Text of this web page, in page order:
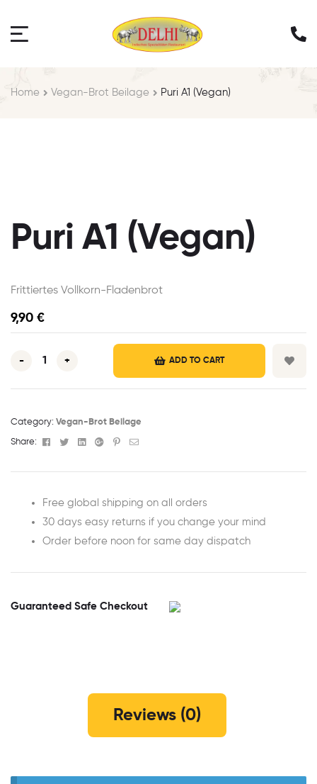
Home Vegan-Brot Beilage Puri A1 (Vegan)
Puri A1 (Vegan)
Frittiertes Vollkorn-Fladenbrot
9,90 €
- + ADD TO CART
Category: Vegan-Brot Beilage
Share: Facebook
TwitterLinkedinGoogle+Pinterest
Email
Free global shipping on all orders
30 days easy returns if you change your mind
Order before noon for same day dispatch
Guaranteed Safe Checkout
Reviews (0)